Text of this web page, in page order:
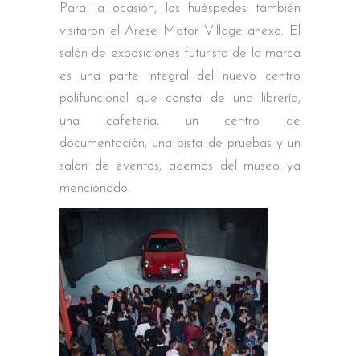
Para la ocasión, los huéspedes también
visitaron el Arese Motor Village anexo. El
salón de exposiciones futurista de la marca
es una parte integral del nuevo centro
polifuncional que consta de una librería,
una cafetería, un centro de
documentación, una pista de pruebas y un
salón de eventos, además del museo ya
mencionado.